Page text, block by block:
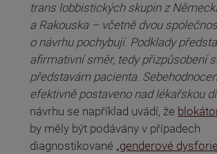
trans lobbistických skupin z
a Rakouska – včetně dvou
o návrhu pochybují. Podklady
afirmativní směr, tedy přizpůsobení
představám pacienta.
efektivně postaveno nad lékařskou
návrhu se například uvádí, že
by měly být podávány v případech
diagnostikované „genderové dysforie